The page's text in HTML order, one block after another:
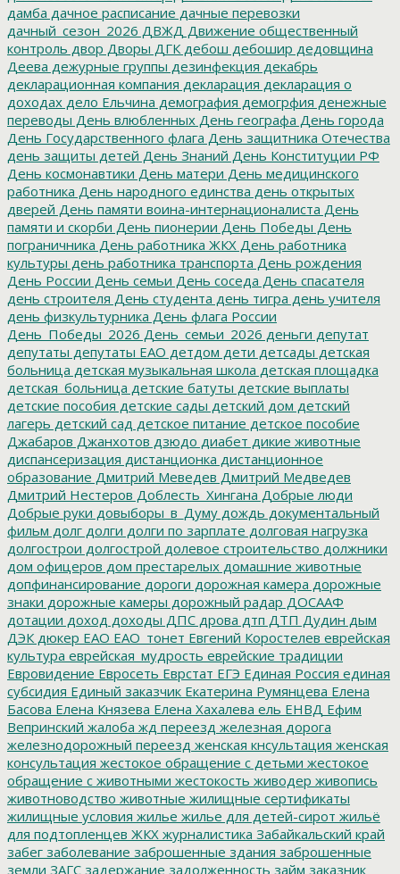
дамба дачное расписание дачные перевозки
дачный_сезон_2026 ДВЖД Движение общественный
контроль двор Дворы ДГК дебош дебошир дедовщина
Деева дежурные группы дезинфекция декабрь
декларационная компания декларация декларация о
доходах дело Ельчина демография демогрфия денежные
переводы День влюбленных День географа День города
День Государственного флага День защитника Отечества
день защиты детей День Знаний День Конституции РФ
День космонавтики День матери День медицинского
работника День народного единства день открытых
дверей День памяти воина-интернационалиста День
памяти и скорби День пионерии День Победы День
пограничника День работника ЖКХ День работника
культуры день работника транспорта День рождения
День России День семьи День соседа День спасателя
день строителя День студента день тигра день учителя
день физкультурника День флага России
День_Победы_2026 День_семьи_2026 деньги депутат
депутаты депутаты ЕАО детдом дети детсады детская
больница детская музыкальная школа детская площадка
детская_больница детские батуты детские выплаты
детские пособия детские сады детский дом детский
лагерь детский сад детское питание детское пособие
Джабаров Джанхотов дзюдо диабет дикие животные
диспансеризация дистанционка дистанционное
образование Дмитрий Меведев Дмитрий Медведев
Дмитрий Нестеров Доблесть_Хингана Добрые люди
Добрые руки довыборы_в_Думу дождь документальный
фильм долг долги долги по зарплате долговая нагрузка
долгострои долгострой долевое строительство должники
дом офицеров дом престарелых домашние животные
допфинансирование дороги дорожная камера дорожные
знаки дорожные камеры дорожный радар ДОСААФ
дотации доход доходы ДПС дрова дтп ДТП Дудин дым
ДЭК дюкер ЕАО ЕАО_тонет Евгений Коростелев еврейская
культура еврейская_мудрость еврейские традиции
Евровидение Евросеть Еврстат ЕГЭ Единая Россия единая
субсидия Единый заказчик Екатерина Румянцева Елена
Басова Елена Князева Елена Хахалева ель ЕНВД Ефим
Вепринский жалоба жд переезд железная дорога
железнодорожный переезд женская кнсультация женская
консультация жестокое обращение с детьми жестокое
обращение с животными жестокость живодер живопись
животноводство животные жилищные сертификаты
жилищные условия жилье жилье для детей-сирот жильё
для подтопленцев ЖКХ журналистика Забайкальский край
забег заболевание заброшенные здания заброшенные
земли ЗАГС задержание задолженность займ заказник